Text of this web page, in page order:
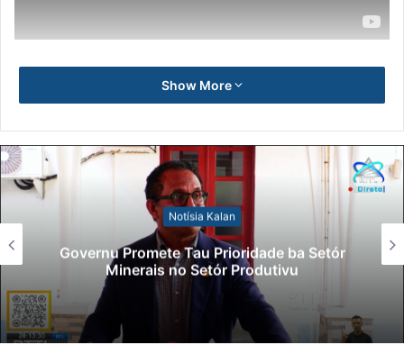
Show More
Notísia Kalan
Governu Promete Tau Prioridade ba Setór
Minerais no Setór Produtivu